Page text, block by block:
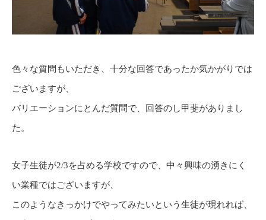
色々な質問もいただき、十分な回答であったか気かがりでは
ございますが、
バリエーションにとんだ質問で、回答のし甲斐がありまし
た。
女子生徒が2/3を占める学校ですので、中々興味の湧きにく
い業種ではございますが、
このようなきっかけでやってみたいという生徒が現れれば、